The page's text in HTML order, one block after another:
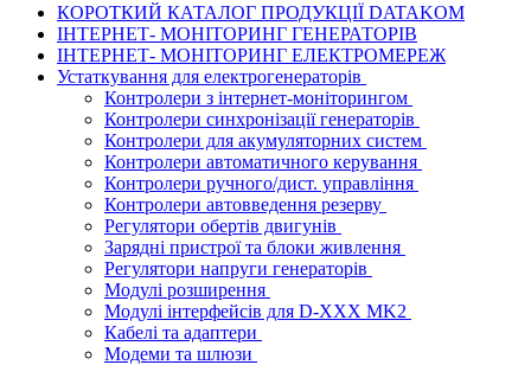
КОРОТКИЙ КАТАЛОГ ПРОДУКЦІЇ DATAKOM
ІНТЕРНЕТ- МОНІТОРИНГ ГЕНЕРАТОРІВ
ІНТЕРНЕТ- МОНІТОРИНГ ЕЛЕКТРОМЕРЕЖ
Устаткування для електрогенераторів
Контролери з інтернет-моніторингом
Контролери синхронізації генераторів
Контролери для акумуляторних систем
Контролери автоматичного керування
Контролери ручного/дист. управління
Контролери автовведення резерву
Регулятори обертів двигунів
Зарядні пристрої та блоки живлення
Регулятори напруги генераторів
Модулі розширення
Модулі інтерфейсів для D-XXX MK2
Кабелі та адаптери
Модеми та шлюзи